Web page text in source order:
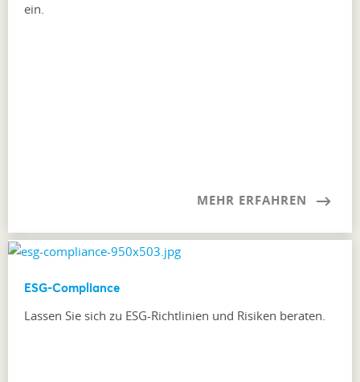
ein.
MEHR ERFAHREN
ESG-Compliance
Lassen Sie sich zu ESG-Richtlinien und Risiken beraten.